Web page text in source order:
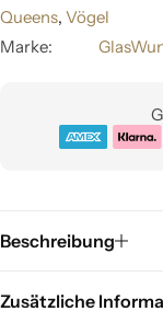
Queens, Vögel
Marke:
Beschreibung
Zusätzliche